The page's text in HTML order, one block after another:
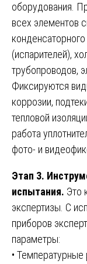
оборудования.
всех элементов
(испарителей),
трубопроводов,
Фиксируются
коррозии,
тепловой
работа
фото- и
Этап 3.
испытания. Это
экспертизы. С
приборов
параметры:
•